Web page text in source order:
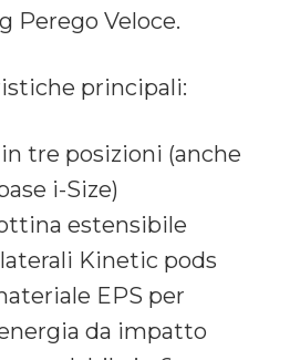
Perego Veloce.
principali:
tre posizioni (anche
i-Size)
estensibile
Kinetic pods
EPS per
da impatto